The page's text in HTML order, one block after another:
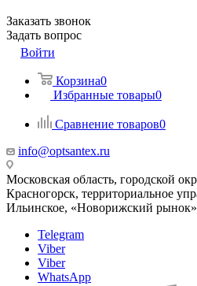
Заказать звонок
Задать вопрос
Войти
Корзина0
Избранные товары0
Сравнение товаров0
info@optsantex.ru
Московская область, городской
Красногорск, территориальное
Ильинское, «Новорижский рынок»
Telegram
Viber
Viber
WhatsApp